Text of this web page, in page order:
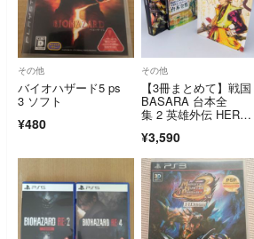
その他
バイオハザード5 ps
3 ソフト
¥480
その他
【3冊まとめて】戦国
BASARA 台本全
集 2 英雄外伝 HERO
夢よ 3 宴 CAPCOM
¥3,590